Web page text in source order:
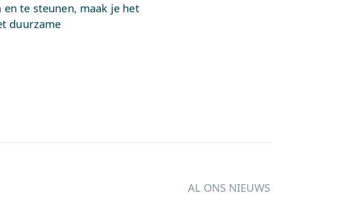
te steunen, maak je het
duurzame
AL ONS NIEUWS